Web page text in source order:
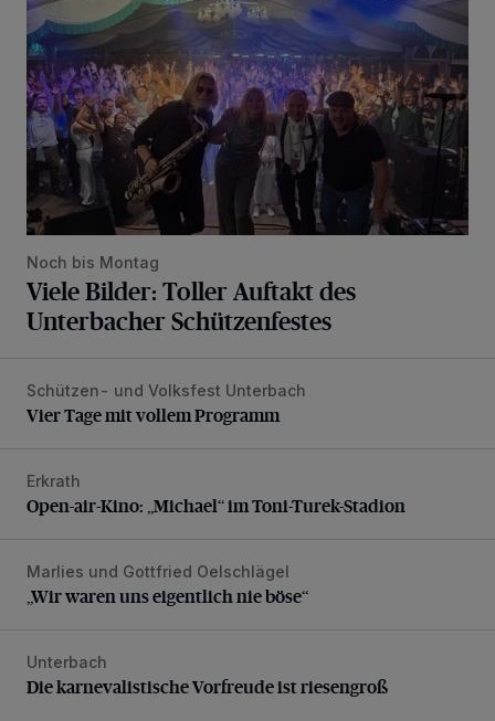
Noch bis Montag
Viele Bilder: Toller Auftakt des
Unterbacher Schützenfestes
Vier Tage mit vollem Programm
Schützen- und Volksfest Unterbach
Vier Tage mit vollem Programm
Open-air-Kino: „Michael“ im Toni-Turek-Stadion
Erkrath
Open-air-Kino: „Michael“ im Toni-Turek-Stadion
„Wir waren uns eigentlich nie böse“
Marlies und Gottfried Oelschlägel
„Wir waren uns eigentlich nie böse“
Die karnevalistische Vorfreude ist riesengroß
Unterbach
Die karnevalistische Vorfreude ist riesengroß